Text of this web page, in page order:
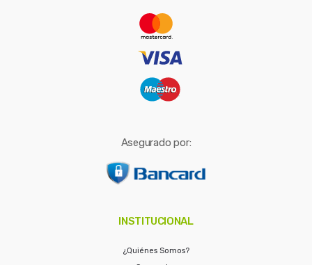
Asegurado por:
INSTITUCIONAL
¿Quiénes Somos?